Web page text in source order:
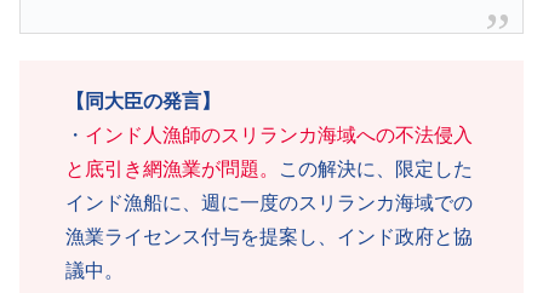
【同大臣の発言】
・ インド人漁師のスリランカ海域への不法侵入
と底引き網漁業が問題。
この解決に、限定した
インド漁船に、週に一度のスリランカ海域での
漁業ライセンス付与を提案し、インド政府と協
議中。